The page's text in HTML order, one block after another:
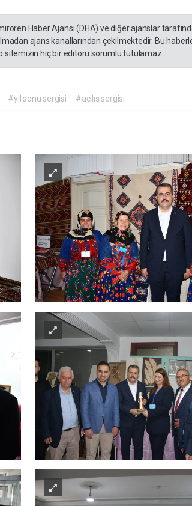
Haber Ajansı (DHA) ve diğer ajanslar
ajans kanallarından çekilmektedir. Bu
hiç bir editörü sorumlu tutulamaz...
#yıl sonu sergisi #açılış sergisi